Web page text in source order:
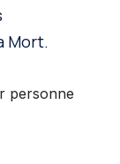
Mort.
personne